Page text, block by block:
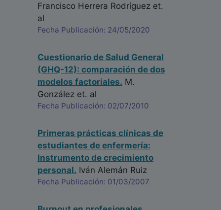
Francisco Herrera Rodríguez et.
al
Fecha Publicación: 24/05/2020
Cuestionario de Salud General
(GHQ-12): comparación de dos
modelos factoriales. M.
González et. al
Fecha Publicación: 02/07/2010
Primeras prácticas clínicas de
estudiantes de enfermería:
Instrumento de crecimiento
personal. Iván Alemán Ruiz
Fecha Publicación: 01/03/2007